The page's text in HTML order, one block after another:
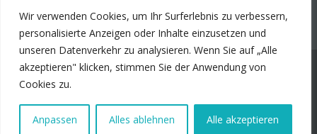
Wir verwenden Cookies, um Ihr Surferlebnis zu verbessern,
personalisierte Anzeigen oder Inhalte einzusetzen und
unseren Datenverkehr zu analysieren. Wenn Sie auf „Alle
akzeptieren" klicken, stimmen Sie der Anwendung von
Cookies zu.
Anpassen Alles ablehnen Alle akzeptieren
© 2026 - PLURAL Publications GmbH. Alle Rechte
Impressum
Kontakt Stellenanzeigen
Datenschutz